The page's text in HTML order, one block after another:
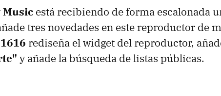
Music está recibiendo de forma escalonada
tres novedades en este reproductor de
rediseña el widget del reproductor,
y añade la búsqueda de listas públicas.